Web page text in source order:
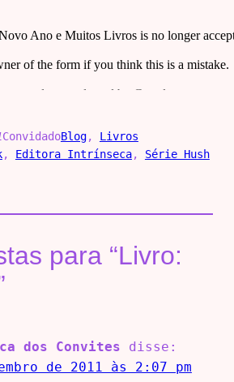
ConvidadoBlog, Livros
, Editora Intrínseca, Série Hush
para “Livro:
dos Convites
disse:
de 2011 às 2:07 pm